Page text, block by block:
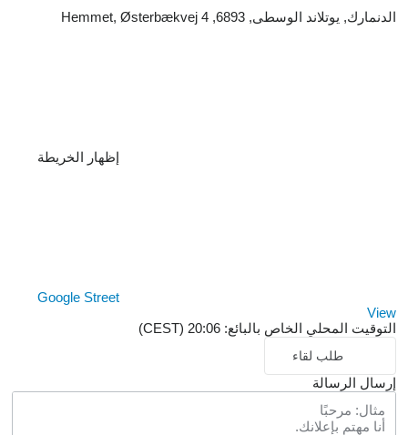
الدنمارك, يوتلاند الوسطى, 6893, Hemmet, Østerbækvej 4
إظهار الخريطة
Google Street
View
التوقيت المحلي الخاص بالبائع: 20:06 (CEST)
طلب لقاء
إرسال الرسالة